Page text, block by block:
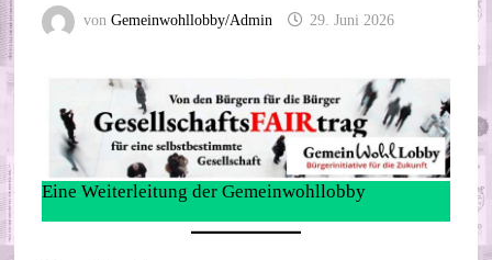
vonGemeinwohllobby/Admin 29. Juni 2026
Eine Weiterleitung der Gemeinwohllobby